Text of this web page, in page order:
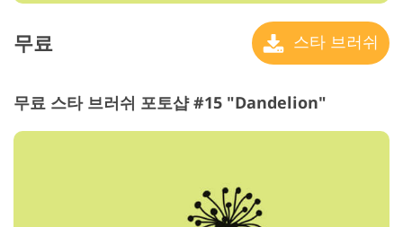
무료 스타 브러쉬
무료 스타 브러쉬 포토샵 #15 "Dandelion"